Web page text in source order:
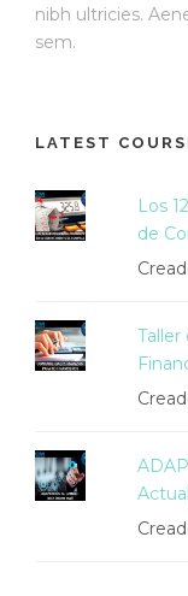
nibh ultricies.
sem.
LATEST
Los
de
Taller